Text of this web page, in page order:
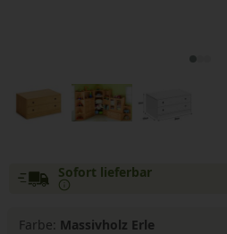
Sofort lieferbar
Farbe: Massivholz Erle